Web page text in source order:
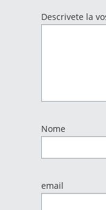
Descrivete la
Nome
email